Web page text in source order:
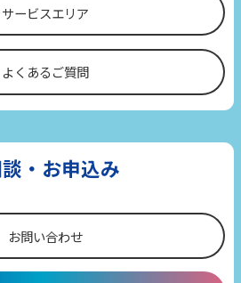
サービスエリア
よくあるご質問
・お申込み
お問い合わせ